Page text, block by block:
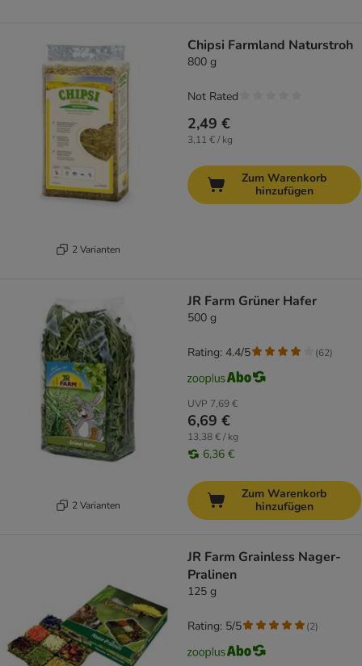
2 Varianten
Chipsi Farmland Naturstroh
800 g
2,49 €
3,11 € / kg
Not Rated
Zum Warenkorb
hinzufügen
2 Varianten
JR Farm Grüner Hafer
500 g
UVP 7,69 €
6,69 €
13,38 € / kg
6,36 €
Rating: 4.4/5 (62)
Zum Warenkorb
hinzufügen
JR Farm Grainless Nager-
Pralinen
125 g
Rating: 5/5 (2)